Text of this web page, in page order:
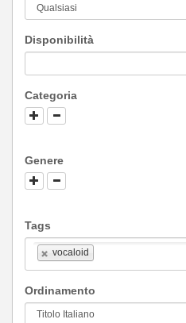
Disponibilità
Categoria
Genere
Tags
vocaloid
Ordinamento